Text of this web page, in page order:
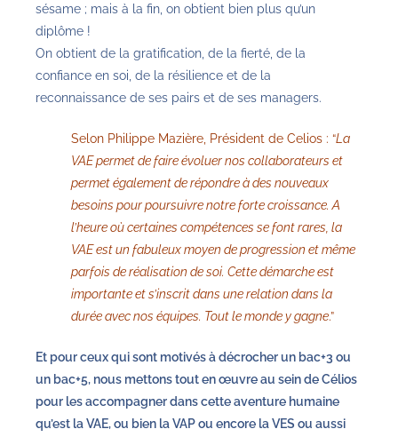
sésame ; mais à la fin, on obtient bien plus qu’un
diplôme !
On obtient de la gratification, de la fierté, de la
confiance en soi, de la résilience et de la
reconnaissance de ses pairs et de ses managers.
Selon Philippe Mazière, Président de Celios : “La
VAE permet de faire évoluer nos collaborateurs et
permet également de répondre à des nouveaux
besoins pour poursuivre notre forte croissance. A
l’heure où certaines compétences se font rares, la
VAE est un fabuleux moyen de progression et même
parfois de réalisation de soi. Cette démarche est
importante et s’inscrit dans une relation dans la
durée avec nos équipes. Tout le monde y gagne.”
Et pour ceux qui sont motivés à décrocher un bac+3 ou
un bac+5, nous mettons tout en œuvre au sein de Célios
pour les accompagner dans cette aventure humaine
qu’est la VAE, ou bien la VAP ou encore la VES ou aussi